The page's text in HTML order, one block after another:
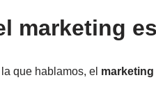
marketing
que hablamos, el marketing